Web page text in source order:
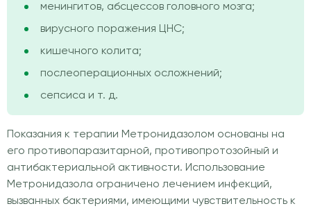
менингитов, абсцессов головного мозга;
вирусного поражения ЦНС;
кишечного колита;
послеоперационных осложнений;
сепсиса и т. д.
Показания к терапии Метронидазолом основаны на
его противопаразитарной, противопротозойный и
антибактериальной активности. Использование
Метронидазола ограничено лечением инфекций,
вызванных бактериями, имеющими чувствительность к